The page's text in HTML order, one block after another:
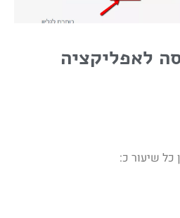
לאפליקציה
שיעור כ: